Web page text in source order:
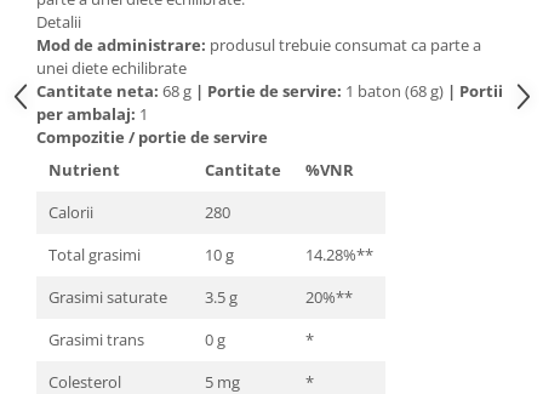
Cătină
Chlorella
Colina
Electroliti
Produse Apicole
Cacao
Detalii
Mod de administrare: produsul trebuie consumat ca parte a
unei diete echilibrate
Cantitate neta: 68 g | Portie de servire: 1 baton (68 g) | Portii
per ambalaj: 1
Compozitie / portie de servire
Nutrient
Cantitate
%VNR
Calorii
280
Total grasimi
10 g
14.28%**
Grasimi saturate
3.5 g
20%**
Grasimi trans
0 g
*
Colesterol
5 mg
*